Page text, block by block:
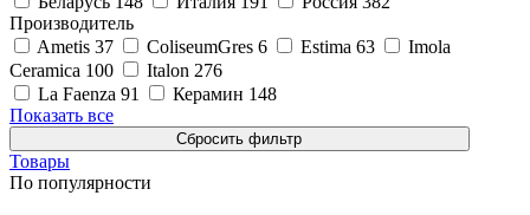
Производитель
Ametis 37 ColiseumGres 6 Estima 63
Imola
Ceramica 100 Italon 276
La Faenza 91 Керамин 148
Показать все
Товары
По популярности